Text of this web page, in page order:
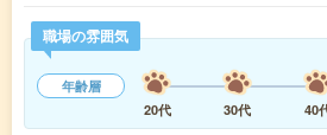
職場の雰囲気
年齢層
20代
30代 40